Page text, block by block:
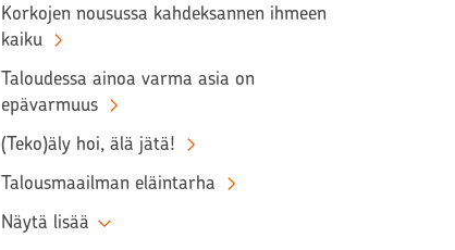
Korkojen nousussa kahdeksannen ihmeen
kaiku
Taloudessa ainoa varma asia on
epävarmuus
(Teko)äly hoi, älä jätä!
Talousmaailman eläintarha
Näytä lisää